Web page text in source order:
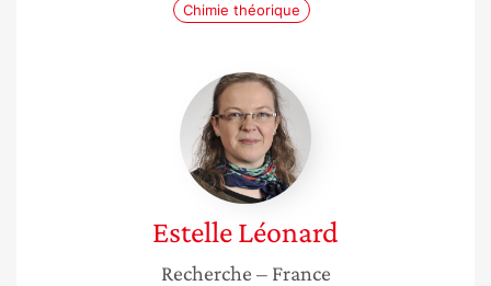
Chimie théorique
Estelle
Léonard
EstelleLéonard
Recherche – France